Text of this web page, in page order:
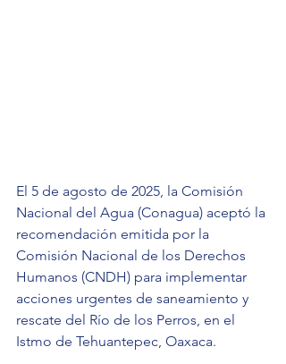
El 5 de agosto de 2025, la Comisión
Nacional del Agua (Conagua) aceptó la
recomendación emitida por la
Comisión Nacional de los Derechos
Humanos (CNDH) para implementar
acciones urgentes de saneamiento y
rescate del Río de los Perros, en el
Istmo de Tehuantepec, Oaxaca.